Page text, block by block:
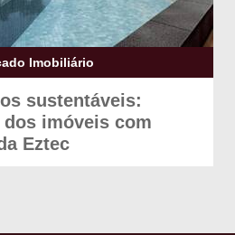
Imobiliário
sustentáveis:
imóveis com
Eztec